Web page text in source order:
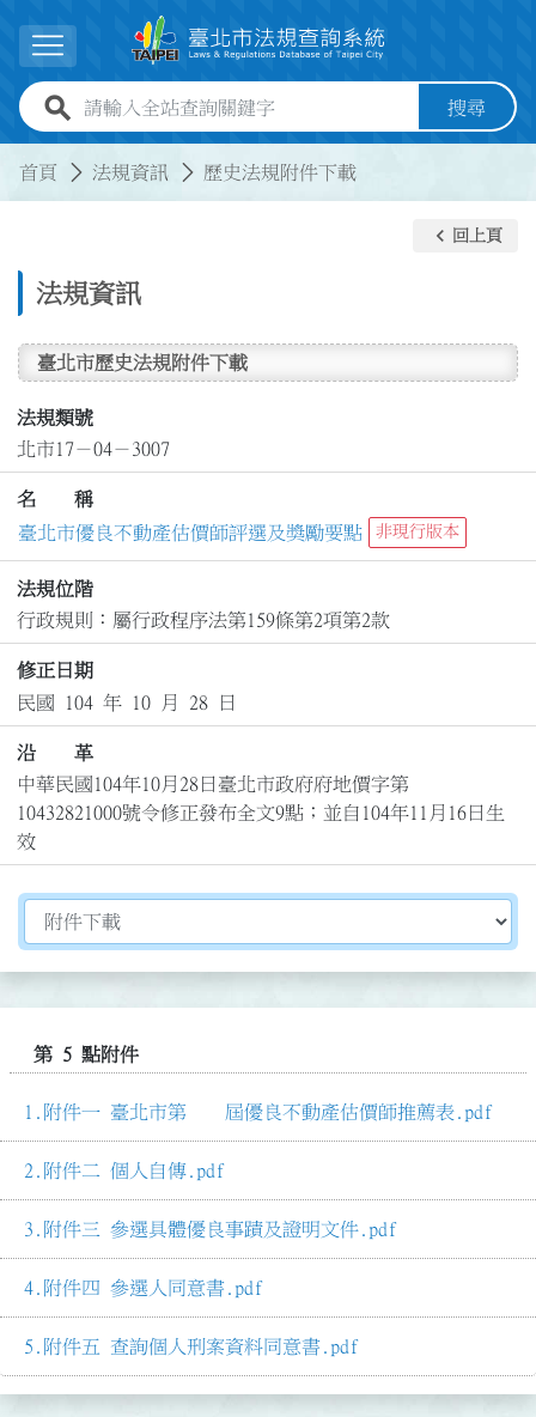
展開選單
全站查詢關鍵字欄位 搜尋
首頁 法規資訊 歷史法規附件下載
法規資訊
keyboard_arrow_left 回上頁
臺北市歷史法規附件下載
法規類號
北市17－04－3007
名 稱
臺北市優良不動產估價師評選及獎勵要點
非現行版本
法規位階
行政規則：屬行政程序法第159條第2項第2款
修正日期
民國 104 年 10 月 28 日
沿 革
中華民國104年10月28日臺北市政府府地價字第
10432821000號令修正發布全文9點；並自104年11月16日生
效
切換選擇法規資訊內容
第 5 點附件
附件一 臺北市第 屆優良不動產估價師推薦表.pdf
附件二 個人自傳.pdf
附件三 參選具體優良事蹟及證明文件.pdf
附件四 參選人同意書.pdf
附件五 查詢個人刑案資料同意書.pdf